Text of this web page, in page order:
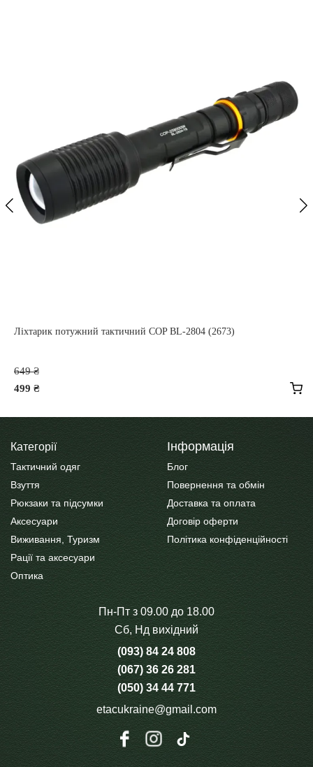
Ліхтарик потужний тактичний COP BL-2804 (2673)
649₴
499 ₴
499 ₴.
Категорії
Тактичний одяг
Взуття
Рюкзаки та підсумки
Аксесуари
Виживання, Туризм
Рації та аксесуари
Оптика
Інформація
Блог
Повернення та обмін
Доставка та оплата
Договір оферти
Політика конфіденційності
Пн-Пт з 09.00 до 18.00
Сб, Нд вихідний
(093) 84 24 808
(067) 36 26 281
(050) 34 44 771
etacukraine@gmail.com